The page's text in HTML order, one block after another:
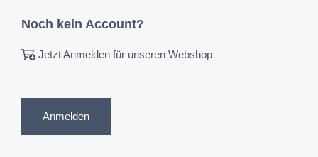
Noch kein Account?
Jetzt Anmelden für unseren Webshop
Anmelden